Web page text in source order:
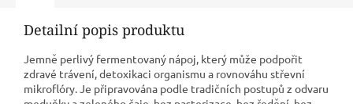
Detailní popis produktu
Jemně perlivý fermentovaný nápoj, který může podpořit
zdravé trávení, detoxikaci organismu a rovnováhu střevní
mikroflóry. Je připravována podle tradičních postupů z odvaru